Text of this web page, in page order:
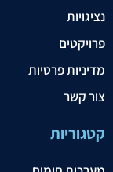
נציגויות
פרויקטים
מדיניות פרטיות
צור קשר
קטגוריות